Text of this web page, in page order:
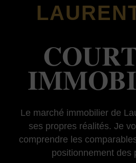
Le marché immobilier de
ses propres réalités. Je
comprendre les
positionnement des